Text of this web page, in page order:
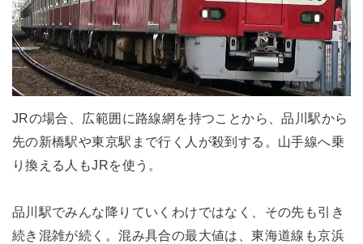
JRの場合、広範囲に路線網を持つことから、品川駅から
先の新橋駅や東京駅まで行く人が殺到する。山手線へ乗
り換える人もJRを使う。
品川駅でみんな降りていくわけではなく、その先も引き
続き混雑が続く。混み具合の最大値は、東海道線も京浜